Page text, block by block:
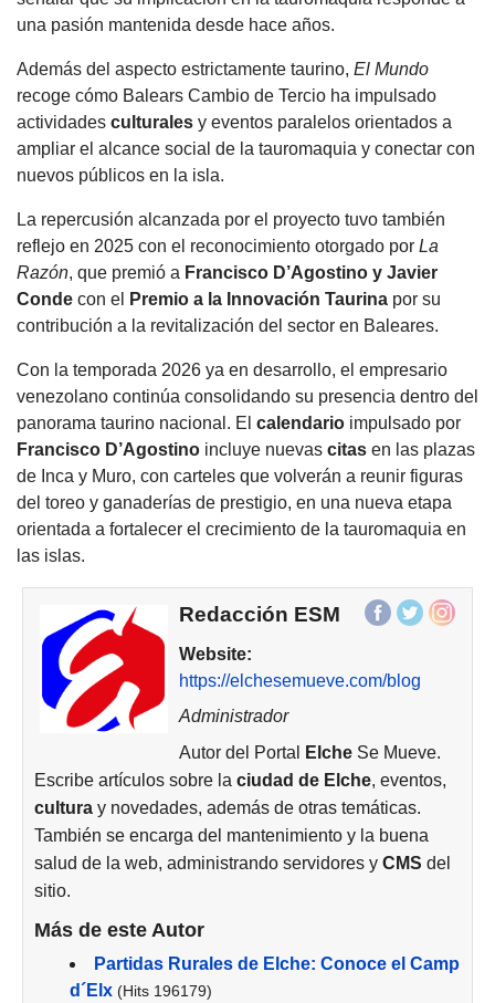
una pasión mantenida desde hace años.
Además del aspecto estrictamente taurino, El Mundo
recoge cómo Balears Cambio de Tercio ha impulsado
actividades culturales y eventos paralelos orientados a
ampliar el alcance social de la tauromaquia y conectar con
nuevos públicos en la isla.
La repercusión alcanzada por el proyecto tuvo también
reflejo en 2025 con el reconocimiento otorgado por La
Razón, que premió a Francisco D’Agostino y Javier
Conde con el Premio a la Innovación Taurina por su
contribución a la revitalización del sector en Baleares.
Con la temporada 2026 ya en desarrollo, el empresario
venezolano continúa consolidando su presencia dentro del
panorama taurino nacional. El calendario impulsado por
Francisco D’Agostino incluye nuevas citas en las plazas
de Inca y Muro, con carteles que volverán a reunir figuras
del toreo y ganaderías de prestigio, en una nueva etapa
orientada a fortalecer el crecimiento de la tauromaquia en
las islas.
Redacción ESM
Website:
https://elchesemueve.com/blog
Administrador
Autor del Portal
ElcheSe Mueve.
Escribe artículos sobre la ciudad de Elche, eventos,
cultura y novedades, además de otras temáticas.
También se encarga del mantenimiento y la buena
salud de la web, administrando servidores y CMS del
sitio.
Más de este Autor
Partidas Rurales de Elche: Conoce el Camp
d´Elx (Hits 196179)